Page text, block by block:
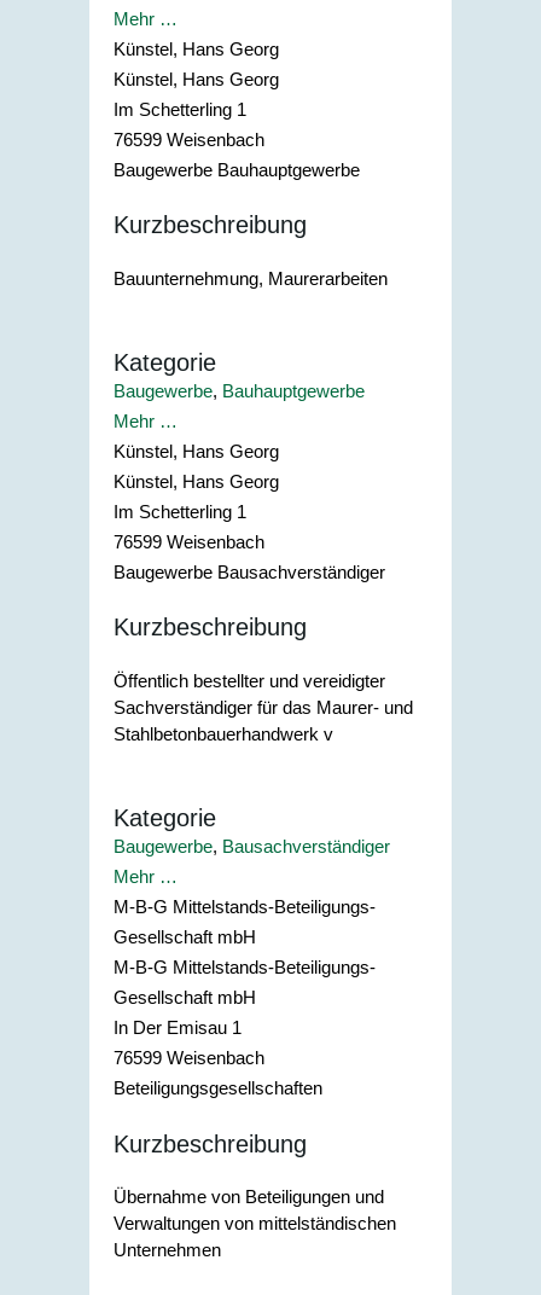
Mehr …
Künstel, Hans Georg
Künstel, Hans Georg
Im Schetterling 1
76599 Weisenbach
Baugewerbe Bauhauptgewerbe
Kurzbeschreibung
Bauunternehmung, Maurerarbeiten
Kategorie
Baugewerbe, Bauhauptgewerbe
Mehr …
Künstel, Hans Georg
Künstel, Hans Georg
Im Schetterling 1
76599 Weisenbach
Baugewerbe Bausachverständiger
Kurzbeschreibung
Öffentlich bestellter und vereidigter
Sachverständiger für das Maurer- und
Stahlbetonbauerhandwerk v
Kategorie
Baugewerbe, Bausachverständiger
Mehr …
M-B-G Mittelstands-Beteiligungs-
Gesellschaft mbH
M-B-G Mittelstands-Beteiligungs-
Gesellschaft mbH
In Der Emisau 1
76599 Weisenbach
Beteiligungsgesellschaften
Kurzbeschreibung
Übernahme von Beteiligungen und
Verwaltungen von mittelständischen
Unternehmen